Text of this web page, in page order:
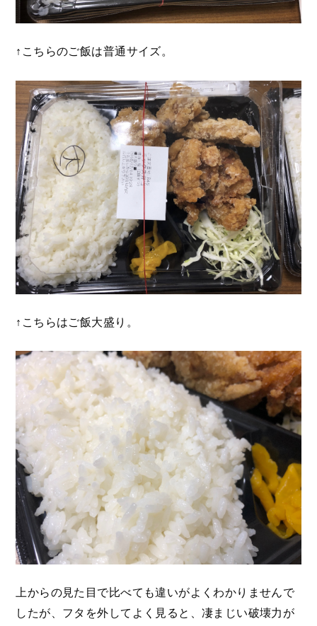
↑こちらのご飯は普通サイズ。
↑こちらはご飯大盛り。
上からの見た目で比べても違いがよくわかりませんで
したが、フタを外してよく見ると、凄まじい破壊力が